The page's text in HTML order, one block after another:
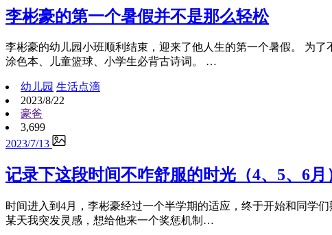
李彬豪的第一个暑假并不是那么轻松
李彬豪的幼儿园小班顺利结束，迎来了他人生的第一个暑假。 为
涂色本、儿童篮球、小学生必背古诗词。 …
幼儿园 生活点滴
2023/8/22
豪爸
3,699
2023/7/13
记录下这段时间不咋舒服的时光（4、5、6月
时间进入到4月，李彬豪经过一个半学期的适应，终于开始和同学
某天我突发灵感，想给他来一个奖惩机制…